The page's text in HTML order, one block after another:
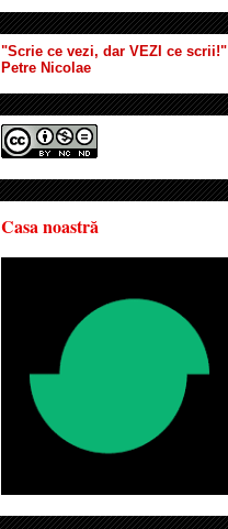
"Scrie ce vezi, dar VEZI ce scrii!"
Petre Nicolae
Casa noastră